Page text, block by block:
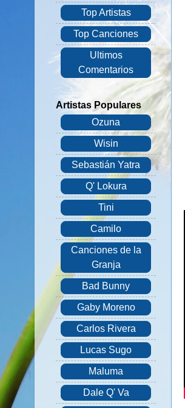
Top Artistas
Top Canciones
Ultimos
Comentarios
Artistas Populares
Ozuna
Wisin
Sebastián Yatra
Q' Lokura
Tini
Camilo
Canciones de la
Granja
Bad Bunny
Gaby Moreno
Carlos Rivera
Lucas Sugo
Maluma
Dale Q' Va